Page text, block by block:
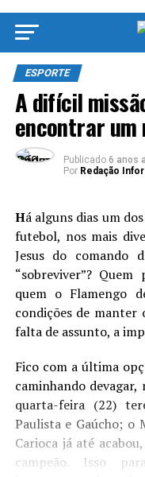
ESPORTE
A difícil
encontrar um
Publicado 6 anos
Por Redação
Há alguns dias um
futebol, nos mais
Jesus do comando
“sobreviver”?
quem o Flamengo
condições de manter
falta de assunto, a
Fico com a última
caminhando devagar,
quarta-feira (22)
Paulista e Gaúcho; o
Carioca já até
campeão. Isso